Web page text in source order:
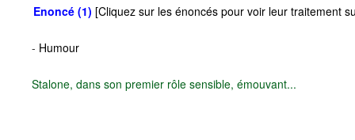
Enoncé (1) [Cliquez sur les énoncés pour voir leur traitement
- Humour
Stalone, dans son premier rôle sensible, émouvant...